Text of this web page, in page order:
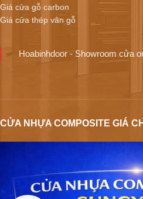
Giá cửa gỗ carbon
Giá cửa thép vân gỗ
Hoabinhdoor - Showroom cửa
CỬA NHỰA COMPOSITE GIÁ